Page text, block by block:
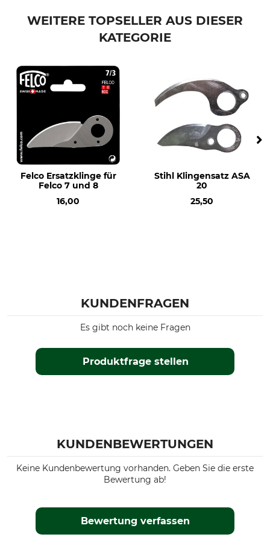
WEITERE TOPSELLER AUS DIESER
KATEGORIE
Felco Ersatzklinge für
Felco 7 und 8
16,00
Stihl Klingensatz ASA
20
25,50
KUNDENFRAGEN
Produktfrage stellen
Es gibt noch keine Fragen
KUNDENBEWERTUNGEN
Keine Kundenbewertung vorhanden. Geben Sie die erste
Bewertung ab!
Bewertung verfassen